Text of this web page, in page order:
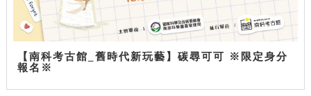
【南科考古館_舊時代新玩藝】碳尋可可 ※限定身分
報名※